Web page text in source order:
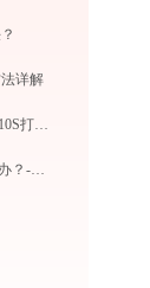
详解
(2026最新) 佳能imagePROGRAF iPF8010S打印机连接指南 - 金山毒霸
黑神话悟空d3dcompiler_47.dll丢失怎么办？-金山毒霸